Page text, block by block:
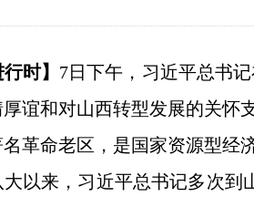
时】 7日下午，习近平总书
谊和对山西转型发展的关怀
革命老区，是国家资源型经
以来，习近平总书记多次到